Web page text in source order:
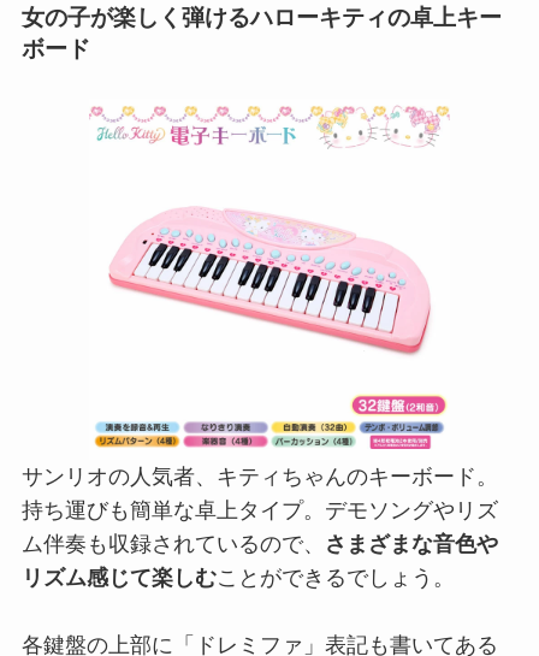
女の子が楽しく弾けるハローキティの卓上キー
ボード
サンリオの人気者、キティちゃんのキーボード。
持ち運びも簡単な卓上タイプ。デモソングやリズ
ム伴奏も収録されているので、
さまざまな音色や
リズム感じて楽しむことができるでしょう。
各鍵盤の上部に「ドレミファ」表記も書いてある